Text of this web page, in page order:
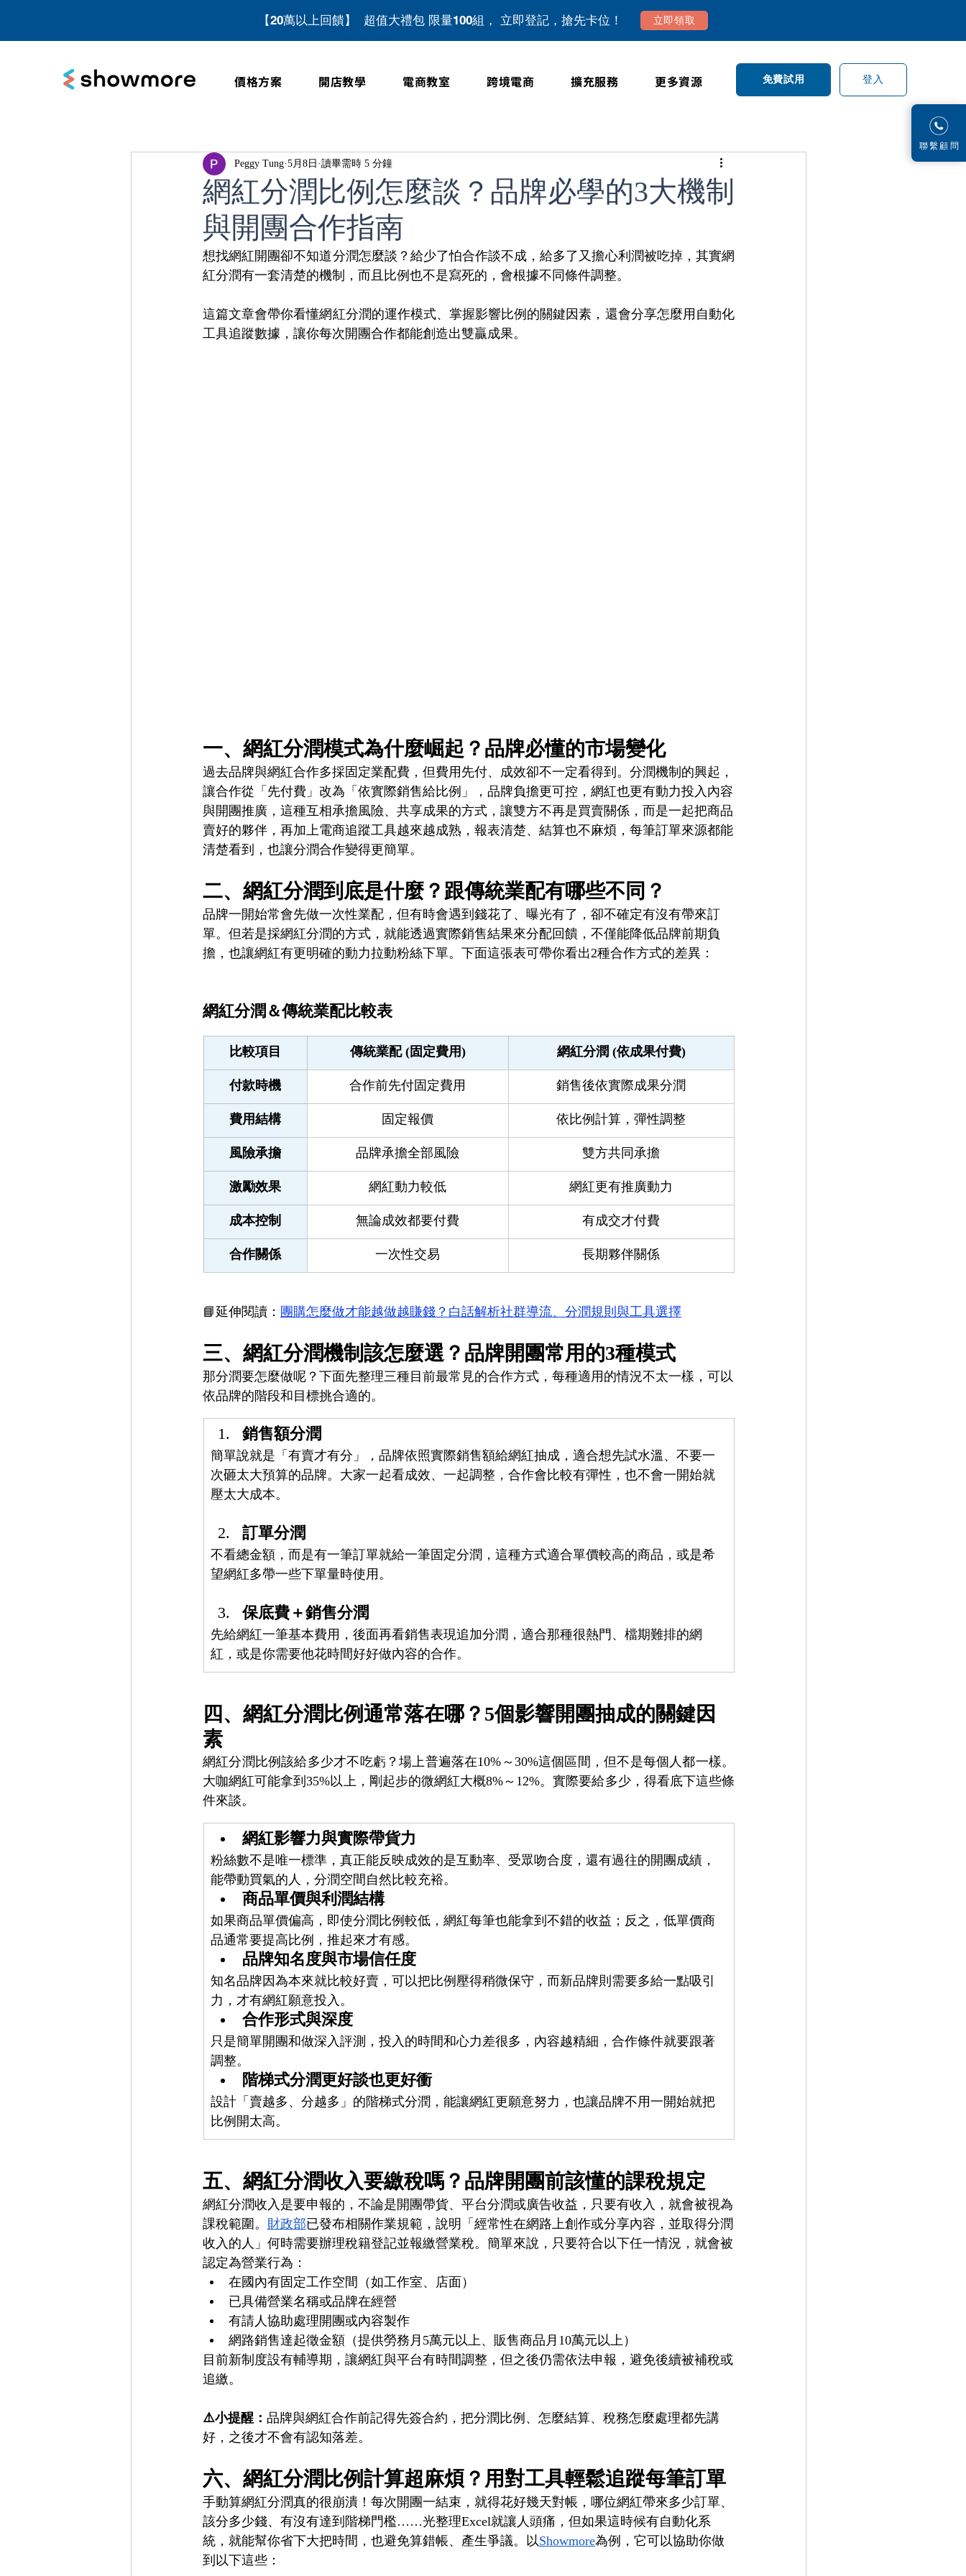
​聯繫顧問
【20萬以上回饋】 超值大禮包 限量100組， 立即登記，搶先卡位！ 立即領取
價格方案 開店教學 電商教室 跨境電商 擴充服務 更多資源 免費試用 登入
網紅分潤比例怎麼談？品牌必學的3大機制
與開團合作指南
Peggy Tung 5月8日 讀畢需時 5 分鐘
想找網紅開團卻不知道分潤怎麼談？給少了怕合作談不成，給多了又擔心利潤被吃掉，其實網
紅分潤有一套清楚的機制，而且比例也不是寫死的，會根據不同條件調整。
這篇文章會帶你看懂網紅分潤的運作模式、掌握影響比例的關鍵因素，還會分享怎麼用自動化
工具追蹤數據，讓你每次開團合作都能創造出雙贏成果。
一、網紅分潤模式為什麼崛起？品牌必懂的市場變化
過去品牌與網紅合作多採固定業配費，但費用先付、成效卻不一定看得到。分潤機制的興起，
讓合作從「先付費」改為「依實際銷售給比例」，品牌負擔更可控，網紅也更有動力投入內容
與開團推廣，這種互相承擔風險、共享成果的方式，讓雙方不再是買賣關係，而是一起把商品
賣好的夥伴，再加上電商追蹤工具越來越成熟，報表清楚、結算也不麻煩，每筆訂單來源都能
清楚看到，也讓分潤合作變得更簡單。
二、網紅分潤到底是什麼？跟傳統業配有哪些不同？
品牌一開始常會先做一次性業配，但有時會遇到錢花了、曝光有了，卻不確定有沒有帶來訂
單。但若是採網紅分潤的方式，就能透過實際銷售結果來分配回饋，不僅能降低品牌前期負
擔，也讓網紅有更明確的動力拉動粉絲下單。下面這張表可帶你看出2種合作方式的差異：
網紅分潤＆傳統業配比較表
比較項目 傳統業配 (固定費用) 網紅分潤 (依成果付費)
付款時機 合作前先付固定費用 銷售後依實際成果分潤
費用結構 固定報價 依比例計算，彈性調整
風險承擔 品牌承擔全部風險 雙方共同承擔
激勵效果 網紅動力較低 網紅更有推廣動力
成本控制 無論成效都要付費 有成交才付費
合作關係 一次性交易 長期夥伴關係
📘延伸閱讀： 團購怎麼做才能越做越賺錢？白話解析社群導流、分潤規則與工具選擇
三、網紅分潤機制該怎麼選？品牌開團常用的3種模式
那分潤要怎麼做呢？下面先整理三種目前最常見的合作方式，每種適用的情況不太一樣，可以
依品牌的階段和目標挑合適的。
銷售額分潤
簡單說就是「有賣才有分」，品牌依照實際銷售額給網紅抽成，適合想先試水溫、不要一
次砸太大預算的品牌。大家一起看成效、一起調整，合作會比較有彈性，也不會一開始就
壓太大成本。
訂單分潤
不看總金額，而是有一筆訂單就給一筆固定分潤，這種方式適合單價較高的商品，或是希
望網紅多帶一些下單量時使用。
保底費＋銷售分潤
先給網紅一筆基本費用，後面再看銷售表現追加分潤，適合那種很熱門、檔期難排的網
紅，或是你需要他花時間好好做內容的合作。
四、網紅分潤比例通常落在哪？5個影響開團抽成的關鍵因
素
網紅分潤比例該給多少才不吃虧？場上普遍落在10%～30%這個區間，但不是每個人都一樣。
大咖網紅可能拿到35%以上，剛起步的微網紅大概8%～12%。實際要給多少，得看底下這些條
件來談。
網紅影響力與實際帶貨力
粉絲數不是唯一標準，真正能反映成效的是互動率、受眾吻合度，還有過往的開團成績，
能帶動買氣的人，分潤空間自然比較充裕。
商品單價與利潤結構
如果商品單價偏高，即使分潤比例較低，網紅每筆也能拿到不錯的收益；反之，低單價商
品通常要提高比例，推起來才有感。
品牌知名度與市場信任度
知名品牌因為本來就比較好賣，可以把比例壓得稍微保守，而新品牌則需要多給一點吸引
力，才有網紅願意投入。
合作形式與深度
只是簡單開團和做深入評測，投入的時間和心力差很多，內容越精細，合作條件就要跟著
調整。
階梯式分潤更好談也更好衝
設計「賣越多、分越多」的階梯式分潤，能讓網紅更願意努力，也讓品牌不用一開始就把
比例開太高。
五、網紅分潤收入要繳稅嗎？品牌開團前該懂的課稅規定
網紅分潤收入是要申報的，不論是開團帶貨、平台分潤或廣告收益，只要有收入，就會被視為
課稅範圍。 財政部已發布相關作業規範，說明「經常性在網路上創作或分享內容，並取得分潤
收入的人」何時需要辦理稅籍登記並報繳營業稅。簡單來說，只要符合以下任一情況，就會被
認定為營業行為：
在國內有固定工作空間（如工作室、店面）
已具備營業名稱或品牌在經營
有請人協助處理開團或內容製作
網路銷售達起徵金額（提供勞務月5萬元以上、販售商品月10萬元以上）
目前新制度設有輔導期，讓網紅與平台有時間調整，但之後仍需依法申報，避免後續被補稅或
追繳。
⚠️小提醒： 品牌與網紅合作前記得先簽合約，把分潤比例、怎麼結算、稅務怎麼處理都先講
好，之後才不會有認知落差。
六、網紅分潤比例計算超麻煩？用對工具輕鬆追蹤每筆訂單
手動算網紅分潤真的很崩潰！每次開團一結束，就得花好幾天對帳，哪位網紅帶來多少訂單、
該分多少錢、有沒有達到階梯門檻……光整理Excel就讓人頭痛，但如果這時候有自動化系
統，就能幫你省下大把時間，也避免算錯帳、產生爭議。以Showmore為例，它可以協助你做
到以下這些：